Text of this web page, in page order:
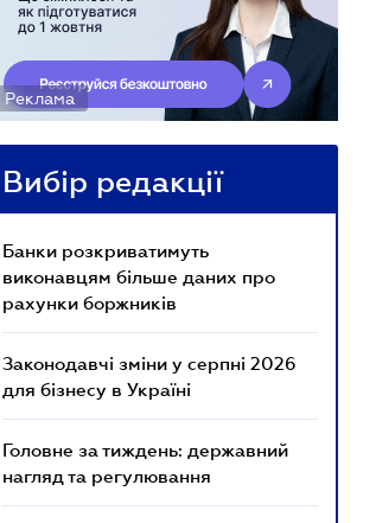
Реклама
Вибір редакції
Банки розкриватимуть
виконавцям більше даних про
рахунки боржників
Законодавчі зміни у серпні 2026
для бізнесу в Україні
Головне за тиждень: державний
нагляд та регулювання